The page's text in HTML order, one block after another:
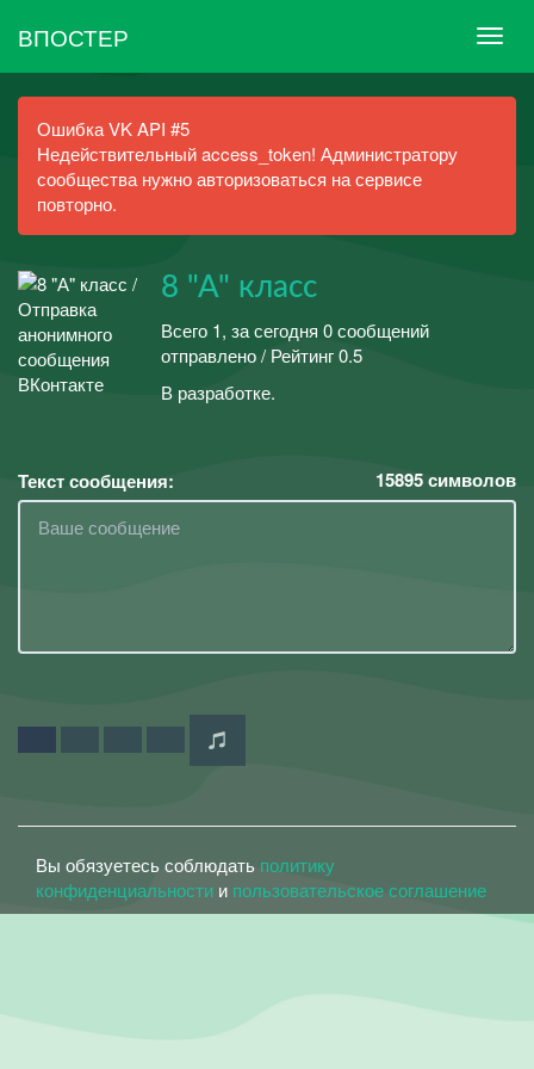
ВПОСТЕР
Ошибка VK API #5
Недействительный access_token! Администратору
сообщества нужно авторизоваться на сервисе
повторно.
8 "А" класс
Всего 1, за сегодня 0 сообщений
отправлено / Рейтинг 0.5
В разработке.
Текст сообщения: 15895символов
Вы обязуетесь соблюдать политику
конфиденциальности и пользовательское соглашение